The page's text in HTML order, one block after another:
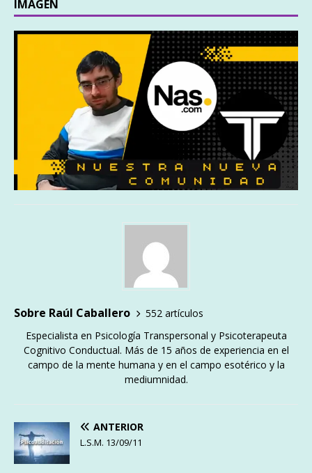
IMAGEN
Sobre Raúl Caballero
552 artículos
Especialista en Psicología Transpersonal y Psicoterapeuta
Cognitivo Conductual. Más de 15 años de experiencia en el
campo de la mente humana y en el campo esotérico y la
mediumnidad.
ANTERIOR
L.S.M. 13/09/11